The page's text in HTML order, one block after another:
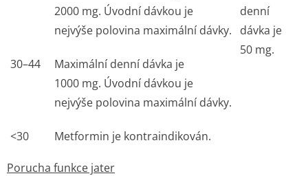
2000 mg. Úvodní dávkou je
nejvýše polovina maximální dávky.
denní
dávka je
50 mg.
30–44
Maximální denní dávka je
1000 mg. Úvodní dávkou je
nejvýše polovina maximální dávky.
<30 Metformin je kontraindikován.
Porucha funkce jater